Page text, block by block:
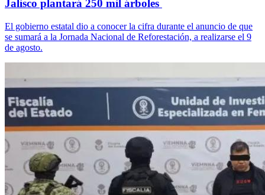
Jalisco plantará 250 mil árboles
El gobierno estatal dio a conocer la cifra durante el anuncio de que
se sumará a la Jornada Nacional de Reforestación, a realizarse el 9
de agosto.